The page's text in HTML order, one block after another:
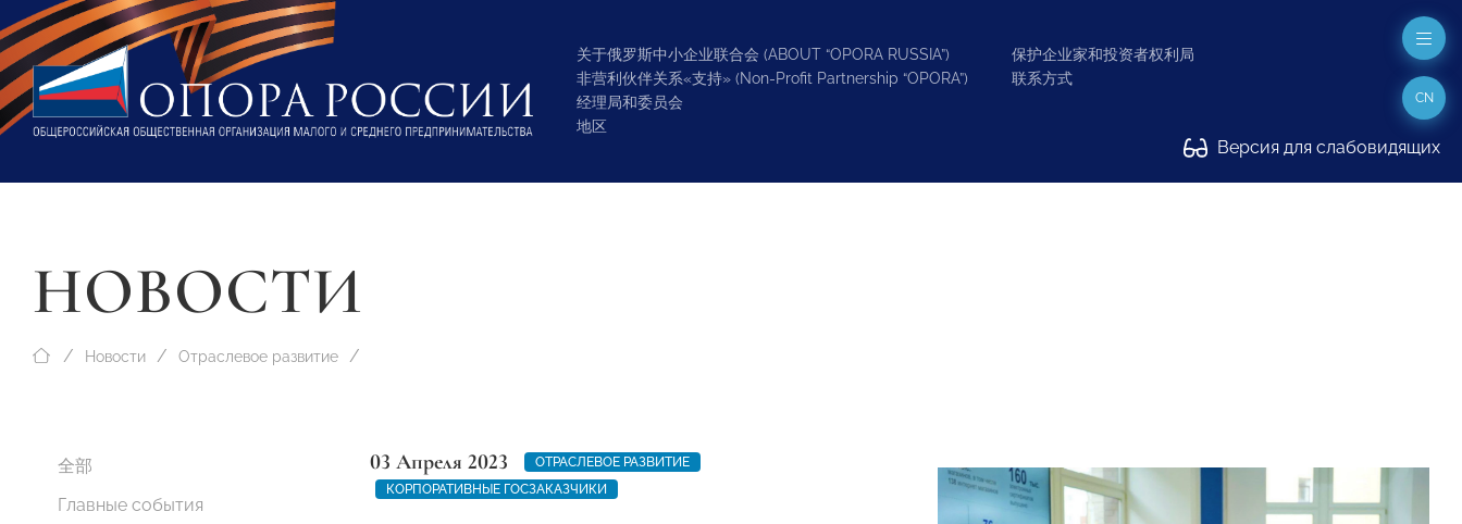
关于俄罗斯中小企业联合会 (ABOUT “OPORA RUSSIA”)
非营利伙伴关系«支持» (Non-Profit Partnership “OPORA”)
经理局和委员会
地区
保护企业家和投资者权利局
联系方式
Версия для слабовидящих
CN
НОВОСТИ
Новости Отраслевое развитие
全部
Главные события
03 Апреля 2023
ОТРАСЛЕВОЕ РАЗВИТИЕ
КОРПОРАТИВНЫЕ ГОСЗАКАЗЧИКИ